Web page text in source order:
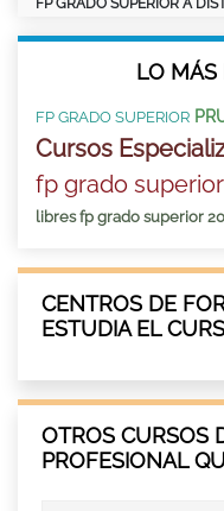
LO MÁS
FP GRADO SUPERIOR
Cursos
fp grado
libres fp grado superior
CENTROS DE
ESTUDIA EL
OTROS CURSOS
PROFESIONAL